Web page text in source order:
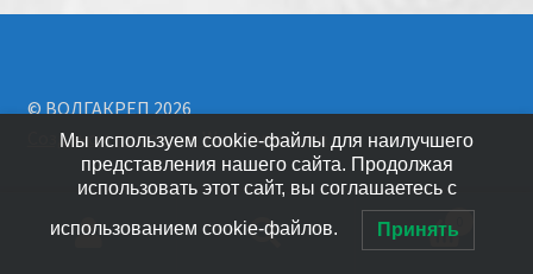
© ВОЛГАКРЕП 2026
Создано с помощью WooCommerce
Мы используем cookie-файлы для наилучшего
представления нашего сайта. Продолжая
использовать этот сайт, вы соглашаетесь с
использованием cookie-файлов. Принять